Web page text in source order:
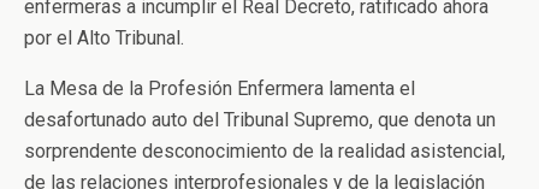
enfermeras a incumplir el Real Decreto, ratificado ahora
por el Alto Tribunal.
La Mesa de la Profesión Enfermera lamenta el
desafortunado auto del Tribunal Supremo, que denota un
sorprendente desconocimiento de la realidad asistencial,
de las relaciones interprofesionales y de la legislación